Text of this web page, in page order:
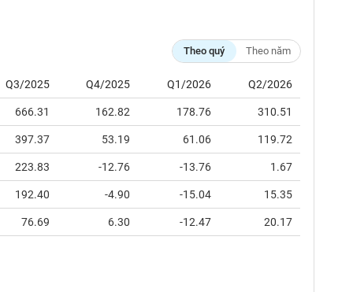
Theo quý Theo năm
Q3/2025 Q4/2025 Q1/2026 Q2/2026
666.31 162.82 178.76 310.51
397.37 53.19 61.06 119.72
223.83 -12.76 -13.76 1.67
192.40 -4.90 -15.04 15.35
76.69 6.30 -12.47 20.17